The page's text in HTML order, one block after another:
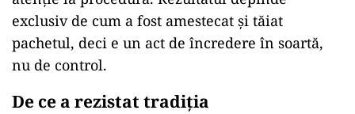
exclusiv de cum a fost amestecat și tăiat
pachetul, deci e un act de încredere în soartă,
nu de control.
De ce a rezistat tradiția